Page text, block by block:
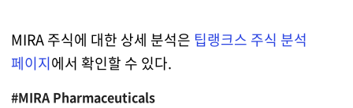
MIRA 주식에 대한 상세 분석은 팁랭크스 주식 분석
페이지에서 확인할 수 있다.
#MIRA Pharmaceuticals